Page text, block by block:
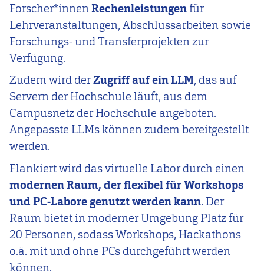
Forscher*innenRechenleistungen für
Lehrveranstaltungen, Abschlussarbeiten sowie
Forschungs- und Transferprojekten zur
Verfügung.
Zudem wird derZugriff auf ein LLM, das auf
Servern der Hochschule läuft, aus dem
Campusnetz der Hochschule angeboten.
Angepasste LLMs können zudem bereitgestellt
werden.
Flankiert wird das virtuelle Labor durch einen
modernen Raum, der flexibel für Workshops
und PC-Labore genutzt werden kann. Der
Raum bietet in moderner Umgebung Platz für
20 Personen, sodass Workshops, Hackathons
o.ä. mit und ohne PCs durchgeführt werden
können.